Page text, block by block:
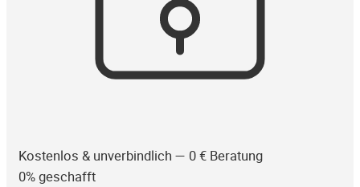
Kostenlos & unverbindlich — 0 € Beratung
0% geschafft